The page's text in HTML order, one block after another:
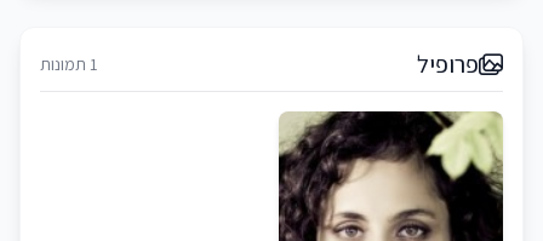
פרופיל 1 תמונות